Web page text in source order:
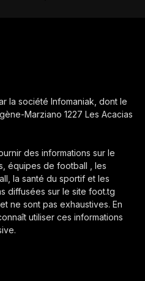
la société Infomaniak, dont le
Marziano 1227 Les Acacias
des informations sur le
équipes de football , les
la santé du sportif et les
diffusées sur le site foot.tg
ne sont pas exhaustives. En
utiliser ces informations